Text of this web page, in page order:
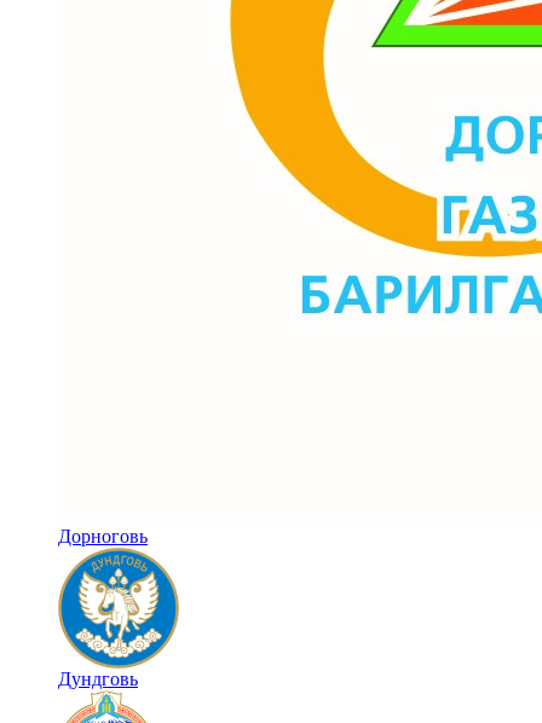
Дорноговь
Дундговь